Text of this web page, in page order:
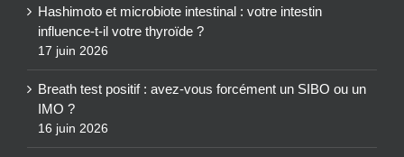
Hashimoto et microbiote intestinal : votre intestin
influence-t-il votre thyroïde ?
17 juin 2026
Breath test positif : avez-vous forcément un SIBO ou un
IMO ?
16 juin 2026